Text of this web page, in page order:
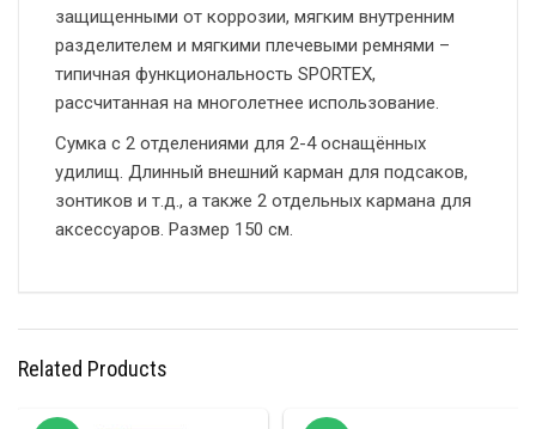
защищенными от коррозии, мягким внутренним
разделителем и мягкими плечевыми ремнями –
типичная функциональность SPORTEX,
рассчитанная на многолетнее использование.
Сумка с 2 отделениями для 2-4 оснащённых
удилищ. Длинный внешний карман для подсаков,
зонтиков и т.д., а также 2 отдельных кармана для
аксессуаров. Размер 150 см.
Related Products